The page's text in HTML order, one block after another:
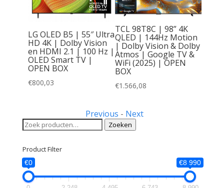
LG OLED B5 | 55″ Ultra
HD 4K | Dolby Vision
en HDMI 2.1 | 100 Hz |
OLED Smart TV |
OPEN BOX
€800,03
TCL 98T8C | 98” 4K
QLED | 144Hz Motion
| Dolby Vision & Dolby
Atmos | Google TV &
WiFi (2025) | OPEN
BOX
€1.566,08
Previous - Next
Zoeken
naar:
Zoeken
Product Filter
€0 €8 990